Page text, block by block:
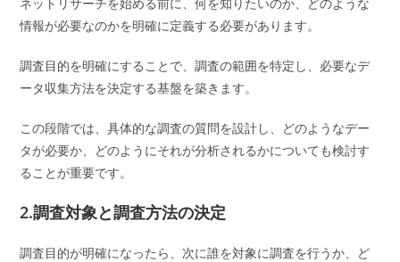
情報が必要なのかを明確に定義する必要があります。
調査目的を明確にすることで、調査の範囲を特定し、必要なデ
ータ収集方法を決定する基盤を築きます。
この段階では、具体的な調査の質問を設計し、どのようなデー
タが必要か、どのようにそれが分析されるかについても検討す
ることが重要です。
2.調査対象と調査方法の決定
調査目的が明確になったら、次に誰を対象に調査を行うか、ど